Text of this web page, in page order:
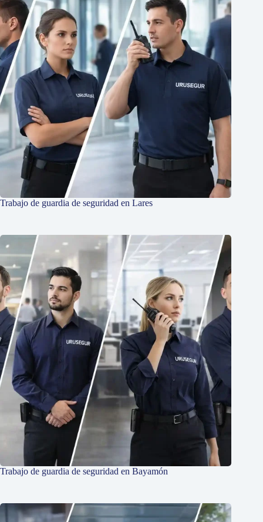
Trabajo de guardia de seguridad en Lares
Trabajo de guardia de seguridad en Bayamón